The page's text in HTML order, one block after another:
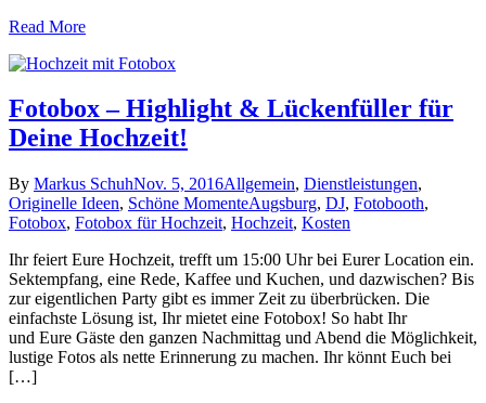
Read More
Fotobox – Highlight & Lückenfüller für
Deine Hochzeit!
By Markus SchuhNov. 5, 2016Allgemein, Dienstleistungen,
Originelle Ideen, Schöne MomenteAugsburg, DJ, Fotobooth,
Fotobox, Fotobox für Hochzeit, Hochzeit, Kosten
Ihr feiert Eure Hochzeit, trefft um 15:00 Uhr bei Eurer Location ein.
Sektempfang, eine Rede, Kaffee und Kuchen, und dazwischen? Bis
zur eigentlichen Party gibt es immer Zeit zu überbrücken. Die
einfachste Lösung ist, Ihr mietet eine Fotobox! So habt Ihr
und Eure Gäste den ganzen Nachmittag und Abend die Möglichkeit,
lustige Fotos als nette Erinnerung zu machen. Ihr könnt Euch bei
[…]